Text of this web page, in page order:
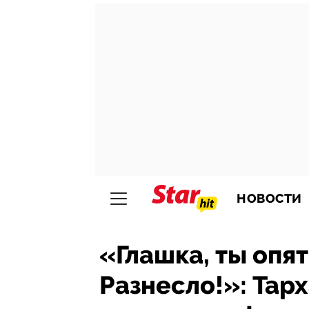
НОВОСТИ
«Глашка, ты
Разнесло!»: